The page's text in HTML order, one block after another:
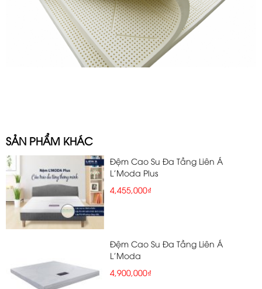
SẢN PHẨM KHÁC
Đệm Cao Su Đa Tầng Liên Á
L'Moda Plus
4,455,000₫
Đệm Cao Su Đa Tầng Liên Á
L'Moda
4,900,000₫